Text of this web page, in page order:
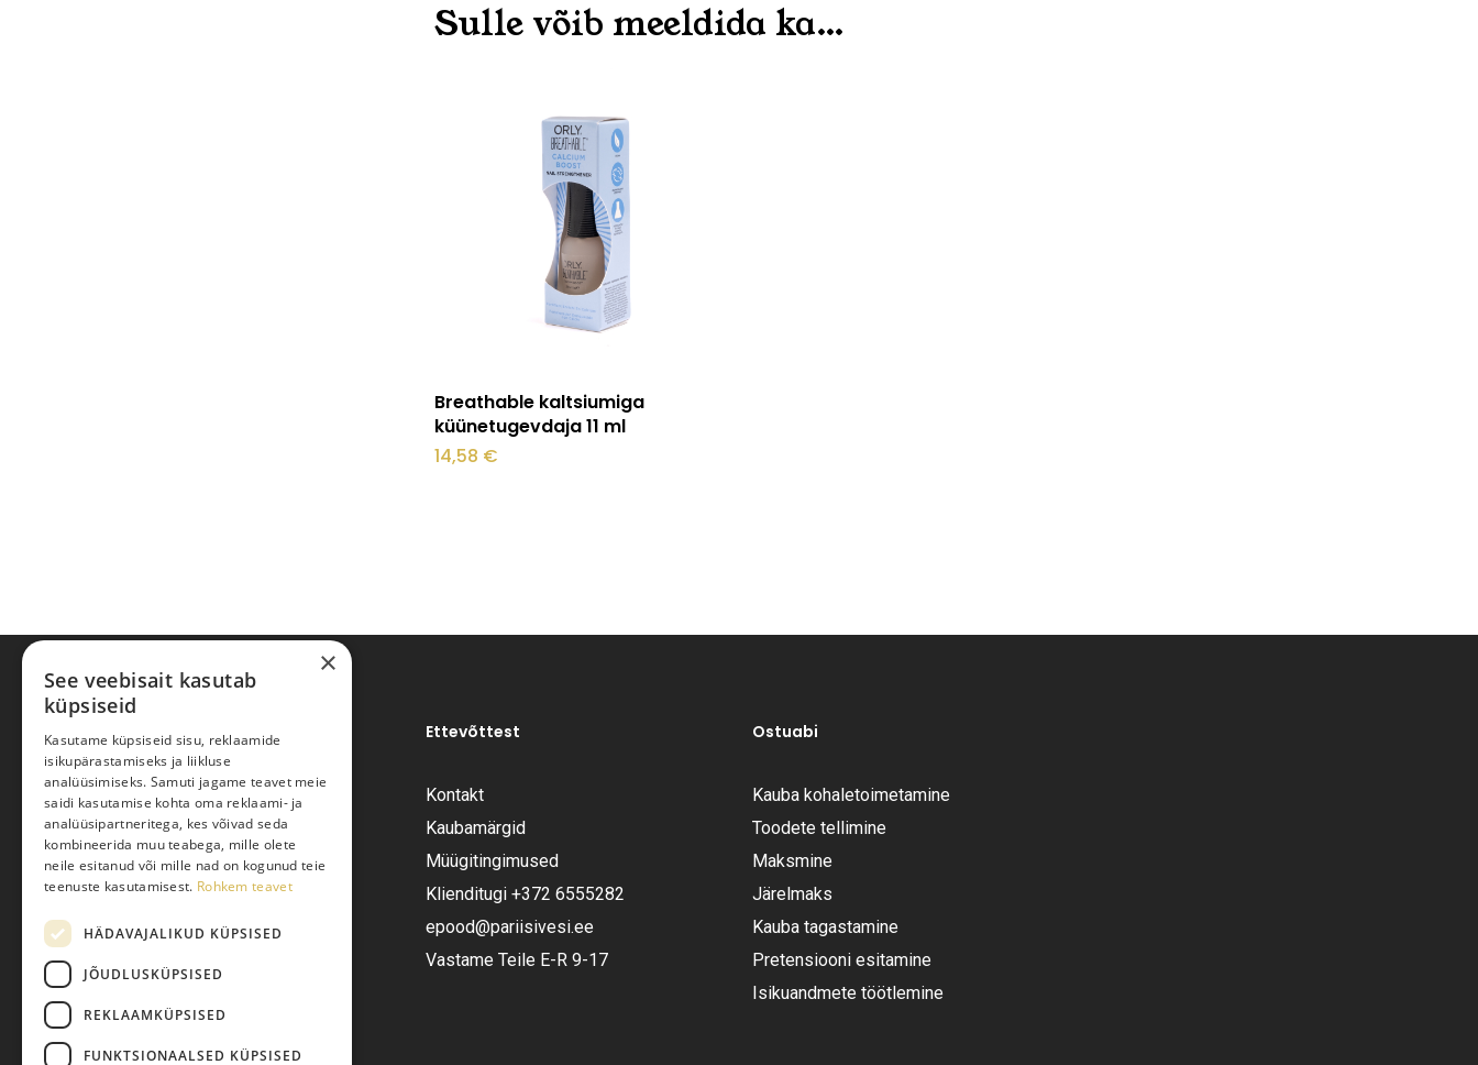
Sulle võib meeldida ka…
Lisa korvi
Breathable kaltsiumiga
küünetugevdaja 11 ml
14,58 €
Pariisi Vesi OÜ
Tüve 54-2, Tallinn 13418
Telefon: +372 6555282
E-post: epood@pariisivesi.ee
Ettevõttest
Kontakt
Kaubamärgid
Müügitingimused
Klienditugi +372 6555282
epood@pariisivesi.ee
Vastame Teile E-R 9-17
Ostuabi
Kauba kohaletoimetamine
Toodete tellimine
Maksmine
Järelmaks
Kauba tagastamine
Pretensiooni esitamine
Isikuandmete töötlemine
×
See veebisait kasutab
küpsiseid
Kasutame küpsiseid sisu, reklaamide
isikupärastamiseks ja liikluse
analüüsimiseks. Samuti jagame teavet meie
saidi kasutamise kohta oma reklaami- ja
analüüsipartneritega, kes võivad seda
kombineerida muu teabega, mille olete
neile esitanud või mille nad on kogunud teie
teenuste kasutamisest. Rohkem teavet
HÄDAVAJALIKUD KÜPSISED
JÕUDLUSKÜPSISED
REKLAAMKÜPSISED
FUNKTSIONAALSED KÜPSISED